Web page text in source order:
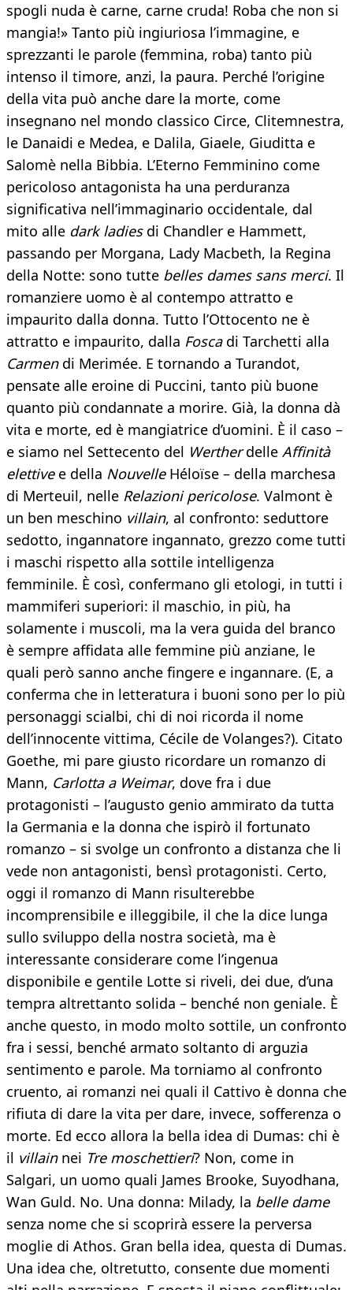
spogli nuda è carne, carne cruda! Roba che non si
mangia!» Tanto più ingiuriosa l’immagine, e
sprezzanti le parole (femmina, roba) tanto più
intenso il timore, anzi, la paura. Perché l’origine
della vita può anche dare la morte, come
insegnano nel mondo classico Circe, Clitemnestra,
le Danaidi e Medea, e Dalila, Giaele, Giuditta e
Salomè nella Bibbia. L’Eterno Femminino come
pericoloso antagonista ha una perduranza
significativa nell’immaginario occidentale, dal
mito alle dark ladiesdi Chandler e Hammett,
passando per Morgana, Lady Macbeth, la Regina
della Notte: sono tutte belles dames sans merci. Il
romanziere uomo è al contempo attratto e
impaurito dalla donna. Tutto l’Ottocento ne è
attratto e impaurito, dalla Foscadi Tarchetti alla
Carmendi Merimée. E tornando a Turandot,
pensate alle eroine di Puccini, tanto più buone
quanto più condannate a morire. Già, la donna dà
vita e morte, ed è mangiatrice d’uomini. È il caso –
e siamo nel Settecento del Wertherdelle Affinità
elettivee della Nouvelle Héloïse – della marchesa
di Merteuil, nelle Relazioni pericolose. Valmont è
un ben meschino villain, al confronto: seduttore
sedotto, ingannatore ingannato, grezzo come tutti
i maschi rispetto alla sottile intelligenza
femminile. È così, confermano gli etologi, in tutti i
mammiferi superiori: il maschio, in più, ha
solamente i muscoli, ma la vera guida del branco
è sempre affidata alle femmine più anziane, le
quali però sanno anche fingere e ingannare. (E, a
conferma che in letteratura i buoni sono per lo più
personaggi scialbi, chi di noi ricorda il nome
dell’innocente vittima, Cécile de Volanges?). Citato
Goethe, mi pare giusto ricordare un romanzo di
Mann, Carlotta a Weimar, dove fra i due
protagonisti – l’augusto genio ammirato da tutta
la Germania e la donna che ispirò il fortunato
romanzo – si svolge un confronto a distanza che li
vede non antagonisti, bensì protagonisti. Certo,
oggi il romanzo di Mann risulterebbe
incomprensibile e illeggibile, il che la dice lunga
sullo sviluppo della nostra società, ma è
interessante considerare come l’ingenua
disponibile e gentile Lotte si riveli, dei due, d’una
tempra altrettanto solida – benché non geniale. È
anche questo, in modo molto sottile, un confronto
fra i sessi, benché armato soltanto di arguzia
sentimento e parole. Ma torniamo al confronto
cruento, ai romanzi nei quali il Cattivo è donna che
rifiuta di dare la vita per dare, invece, sofferenza o
morte. Ed ecco allora la bella idea di Dumas: chi è
il villainnei Tre moschettieri? Non, come in
Salgari, un uomo quali James Brooke, Suyodhana,
Wan Guld. No. Una donna: Milady, la belle dame
senza nome che si scoprirà essere la perversa
moglie di Athos. Gran bella idea, questa di Dumas.
Una idea che, oltretutto, consente due momenti